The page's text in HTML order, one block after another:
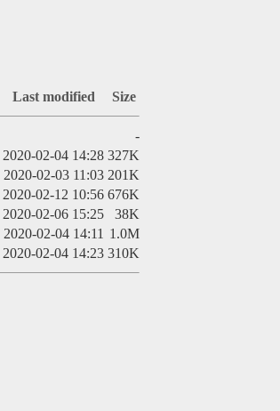
Last modified Size
-
2020-02-04 14:28 327K
2020-02-03 11:03 201K
2020-02-12 10:56 676K
2020-02-06 15:25
38K
2020-02-04 14:11 1.0M
2020-02-04 14:23 310K